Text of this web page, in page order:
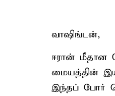
வாஷிங்டன்,
ஈரான் மீதான
மையத்தின்
இந்தப் போர்